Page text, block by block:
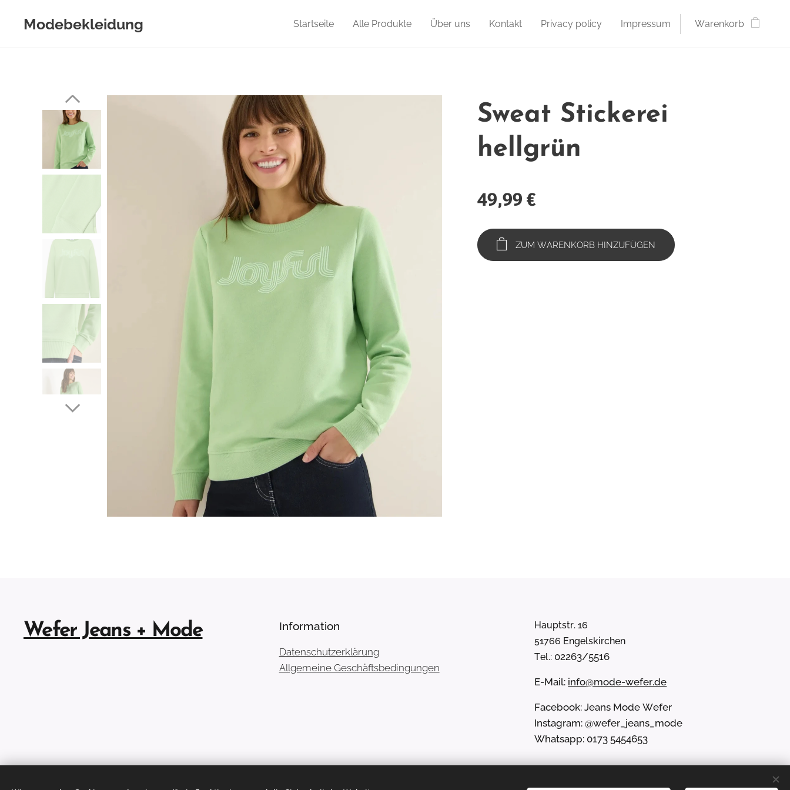
Modebekleidung Startseite Alle Produkte Über uns Kontakt Privacy policy Impressum Warenkorb
Sweat Stickerei
hellgrün
49,99 €
ZUM WARENKORB HINZUFÜGEN
Wefer Jeans + Mode Information
Datenschutzerklärung
Allgemeine Geschäftsbedingungen
Hauptstr. 16
51766 Engelskirchen
Tel.: 02263/5516
E-Mail: info@mode-wefer.de
Facebook: Jeans Mode Wefer
Instagram: @wefer_jeans_mode
Whatsapp: 0173 5454653